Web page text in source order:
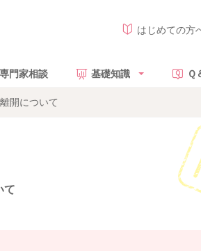
はじめての方
専門家相談 基礎知識 Ｑ
開について
て